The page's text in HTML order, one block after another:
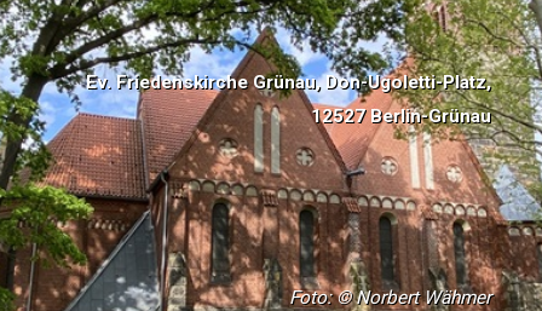
Ev. Friedenskirche Grünau, Don-Ugoletti-Platz,
12527 Berlin-Grünau
Foto: © Norbert Wähmer